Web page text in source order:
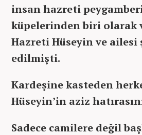
insan hazreti
küpelerinden biri olarak
Hazreti Hüseyin ve ailesi
edilmişti.
Kardeşine kasteden
Hüseyin’in aziz
Sadece camilere değil